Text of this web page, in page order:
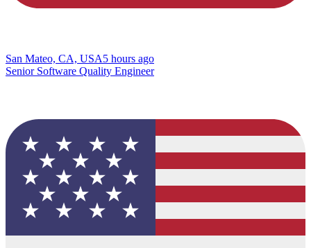
San Mateo, CA, USA5 hours ago
Senior Software Quality Engineer